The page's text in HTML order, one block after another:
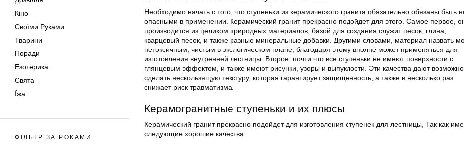
Кіно
Своїми Руками
Тварини
Поради
Езотерика
Свята
Їжа
ФІЛЬТР ЗА РОКАМИ
Необходимо начать с того, что ступеньки из керамического гранита обязательно обязаны быть
опасными в применении. Керамический гранит прекрасно подойдет для этого. Самое первое,
производится из целиком природных материалов, базой для создания служит песок, глина,
кварцевый песок, и также разные минеральные добавки. Другими словами, материал назвать
нетоксичным, чистым в экологическом плане, благодаря этому вполне может применяться для
изготовления внутренней лестницы. Второе, почти что все ступеньки не имеют поверхности с
глянцевым эффектом, и также имеют рисунки, узоры и выпуклости. Эти качества дают
сделать нескользящую текстуру, которая гарантирует защищенность, а также в несколько раз
снижает риск травматизма.
Керамогранитные ступеньки и их плюсы
Керамический гранит прекрасно подойдет для изготовления ступенек для лестницы, Так как
следующие хорошие качества: